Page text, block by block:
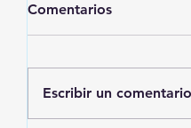
Comentarios
Escribir un